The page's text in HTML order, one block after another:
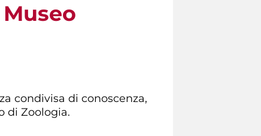
condivisa di conoscenza,
di Zoologia.